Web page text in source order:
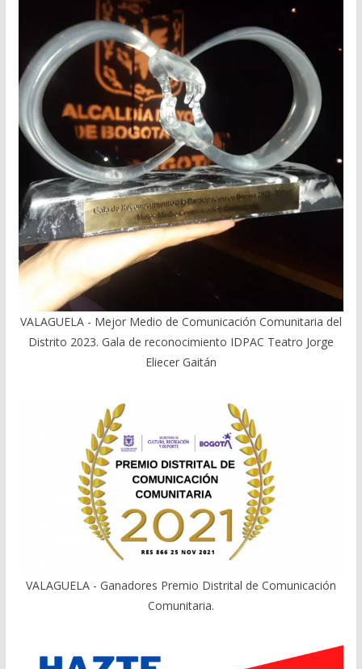
VALAGUELA - Mejor Medio de Comunicación Comunitaria del
Distrito 2023. Gala de reconocimiento IDPAC Teatro Jorge
Eliecer Gaitán
VALAGUELA - Ganadores Premio Distrital de Comunicación
Comunitaria.